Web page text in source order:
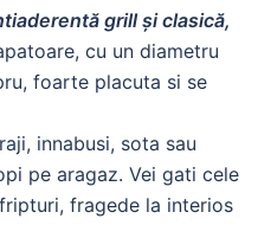
grill și clasică,
cu un diametru
foarte placuta si se
innabusi, sota sau
pe aragaz. Vei gati cele
fragede la interios